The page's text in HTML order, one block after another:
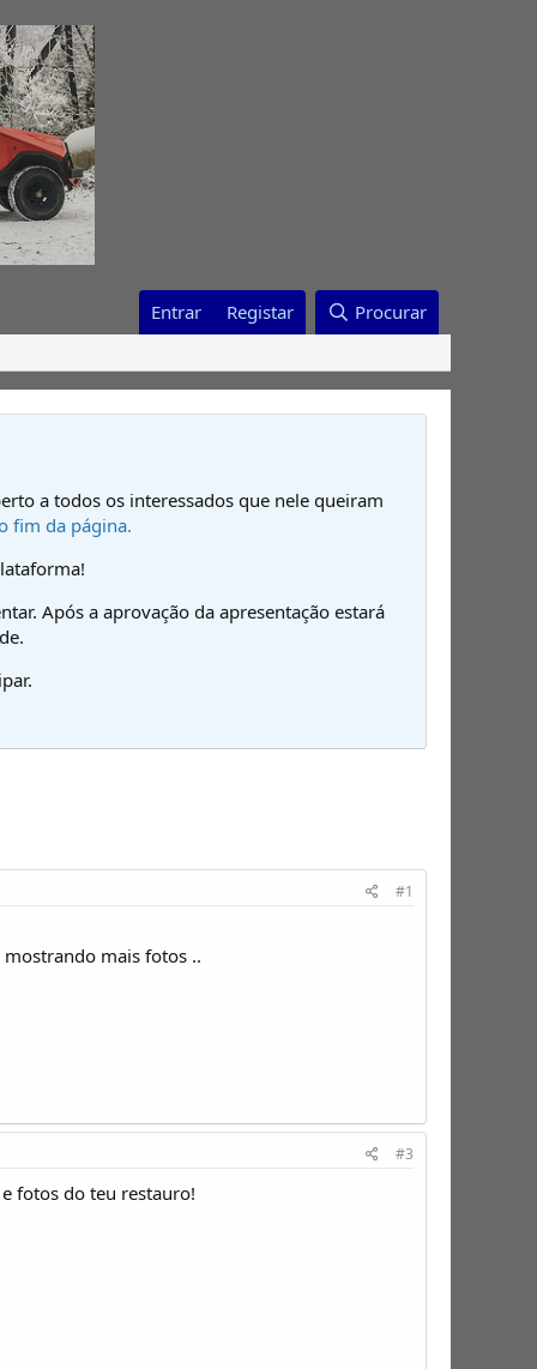
Entrar Registar Procurar
a todos os interessados que nele queiram
fim da página.
Após a aprovação da apresentação estará
#1
mais fotos ..
#3
fotos do teu restauro!